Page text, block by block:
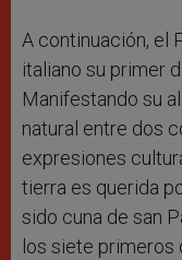
A continuación, el
italiano su primer
Manifestando su
natural entre dos
expresiones
tierra es querida
sido cuna de san
los siete primeros